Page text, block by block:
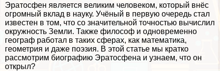
Эратосфен является великим человеком, который внёс
огромный вклад в науку. Учёный в первую очередь стал
известен в том, что со значительной точностью вычислил
окружность Земли. Также философ и одновременно
географ работал в таких сферах, как математика,
геометрия и даже поэзия. В этой статье мы кратко
рассмотрим биографию Эратосфена и узнаем, что он
открыл?